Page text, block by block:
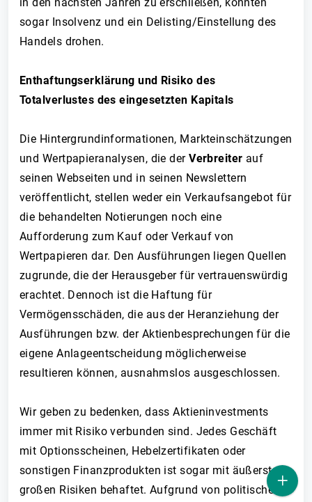
sogar Insolvenz und ein Delisting/Einstellung des
Handels drohen.
Enthaftungserklärung und Risiko des
Totalverlustes des eingesetzten Kapitals
Die Hintergrundinformationen, Markteinschätzungen
und Wertpapieranalysen, die derVerbreiter auf
seinen Webseiten und in seinen Newslettern
veröffentlicht, stellen weder ein Verkaufsangebot für
die behandelten Notierungen noch eine
Aufforderung zum Kauf oder Verkauf von
Wertpapieren dar. Den Ausführungen liegen Quellen
zugrunde, die der Herausgeber für vertrauenswürdig
erachtet. Dennoch ist die Haftung für
Vermögensschäden, die aus der Heranziehung der
Ausführungen bzw. der Aktienbesprechungen für die
eigene Anlageentscheidung möglicherweise
resultieren können, ausnahmslos ausgeschlossen.
Wir geben zu bedenken, dass Aktieninvestments
immer mit Risiko verbunden sind. Jedes Geschäft
mit Optionsscheinen, Hebelzertifikaten oder
sonstigen Finanzprodukten ist sogar mit äußerst
großen Risiken behaftet. Aufgrund von politischen,